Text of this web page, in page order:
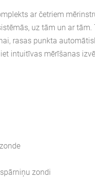
ar četriem
uz tām un ar
rasas punkta
intuitīvas mērīšanas
zondi